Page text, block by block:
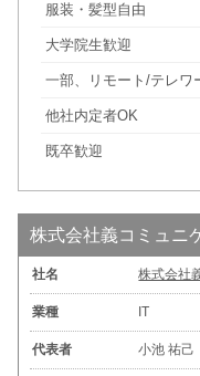
服装・髪型自由
大学院生歓迎
一部、リモート/テレワ
他社内定者OK
既卒歓迎
株式会社義コミュニ
社名 株式会社
業種 IT
代表者 小池 祐己